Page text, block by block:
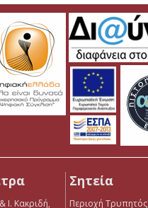
Ι. Κακριδή,
Σητεία
Περιοχή Τρυπητός